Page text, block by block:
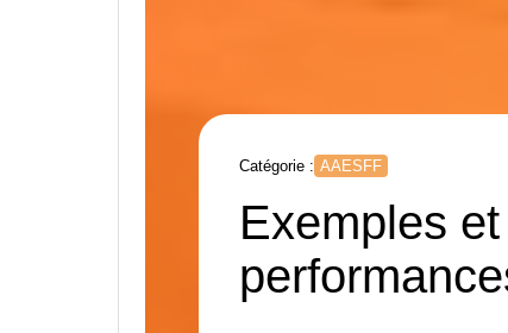
Catégorie : AAESFF
Exemples